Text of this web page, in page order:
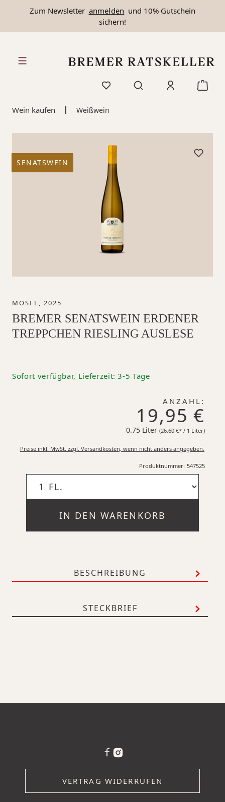
springen
Zum Newsletter anmelden und 10% Gutschein
sichern!
Wein kaufen Weißwein
SENATSWEIN
MOSEL, 2025
BREMER SENATSWEIN ERDENER
TREPPCHEN RIESLING AUSLESE
Sofort verfügbar, Lieferzeit: 3-5 Tage
ANZAHL:
19,95 €
0.75 Liter (26,60 €* / 1 Liter)26,60
Preise inkl. MwSt. zzgl. Versandkosten, wenn nicht anders angegeben.
Produktnummer: 547525
IN DEN WARENKORB
BESCHREIBUNG
STECKBRIEF
VERTRAG WIDERRUFEN